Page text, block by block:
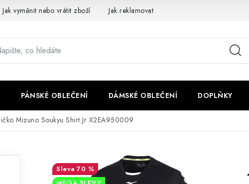
Jak vyměnit nebo vrátit zboží Jak reklamovat
PÁNSKÉ OBLEČENÍ DÁMSKÉ OBLEČENÍ DOPLŇKY
Mizuno Soukyu Shirt Jr X2EA950009
70 %